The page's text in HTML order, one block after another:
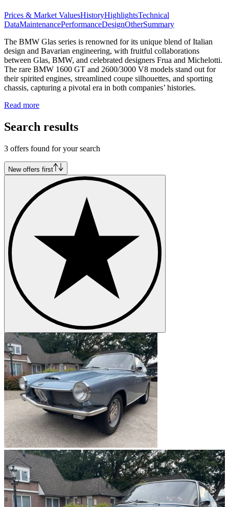
Prices & Market ValuesHistoryHighlightsTechnical
DataMaintenancePerformanceDesignOtherSummary
The BMW Glas series is renowned for its unique blend of Italian
design and Bavarian engineering, with fruitful collaborations
between Glas, BMW, and celebrated designers Frua and Michelotti.
The rare BMW 1600 GT and 2600/3000 V8 models stand out for
their spirited engines, streamlined coupe silhouettes, and sporting
chassis, capturing a pivotal era in both companies’ histories.
Read more
Search results
3 offers found for your search
New offers first